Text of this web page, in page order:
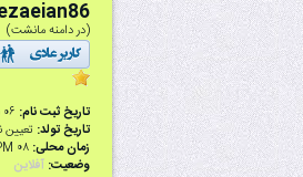
(در دامنه مانشت)
تاریخ ثبت نام: ۰۶ بهمن ۱۳۹۰
تاریخ تولد: تعیین
زمان محلی: ۰۸ August 2026 , 11:10 PM
وضعیت: آفلاین